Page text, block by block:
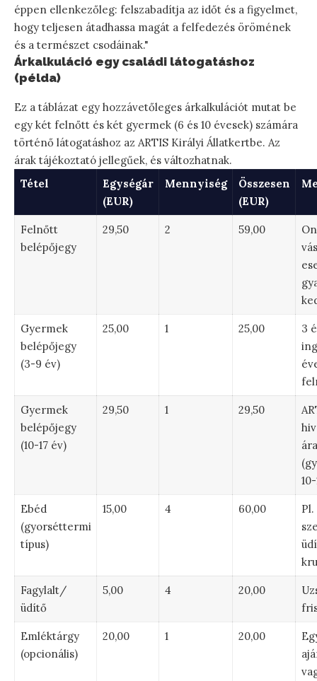
éppen ellenkezőleg: felszabadítja az időt és a figyelmet,
hogy teljesen átadhassa magát a felfedezés örömének
és a természet csodáinak."
Árkalkuláció egy családi látogatáshoz
(példa)
Ez a táblázat egy hozzávetőleges árkalkulációt mutat be
egy két felnőtt és két gyermek (6 és 10 évesek) számára
történő látogatáshoz az ARTIS Királyi Állatkertbe. Az
árak tájékoztató jellegűek, és változhatnak.
Tétel
Egységár
(EUR)
Mennyiség
Összesen
(EUR)
Felnőtt
belépőjegy
29,50 2 59,00
Gyermek
belépőjegy
(3-9 év)
25,00 1 25,00
3
Gyermek
belépőjegy
(10-17 év)
29,50 1 29,50
Ebéd
(gyorséttermi
típus)
15,00 4 60,00
Pl.
Fagylalt/
üdítő
5,00 4 20,00
Emléktárgy
(opcionális)
20,00 1 20,00